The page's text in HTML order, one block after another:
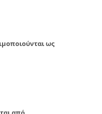
ως